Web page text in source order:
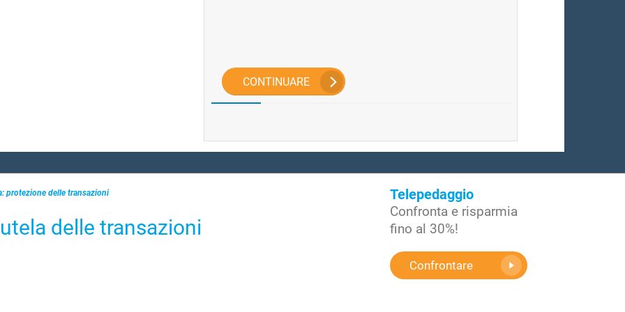
CONTINUARE
protezione delle transazioni
delle transazioni
Telepedaggio
Confronta e risparmia
fino al 30%!
Confrontare